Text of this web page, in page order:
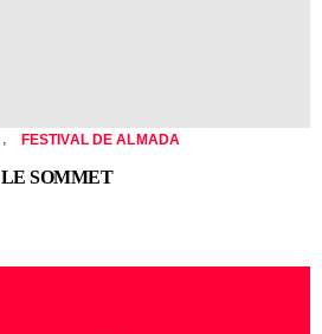
, FESTIVAL DE ALMADA
LE SOMMET